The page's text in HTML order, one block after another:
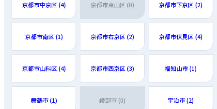
京都市中京区 (4) 京都市東山区 (0) 京都市下京区 (2)
京都市南区 (1) 京都市右京区 (2) 京都市伏見区 (4)
京都市山科区 (4) 京都市西京区 (3) 福知山市 (1)
舞鶴市 (1) 綾部市 (0) 宇治市 (2)